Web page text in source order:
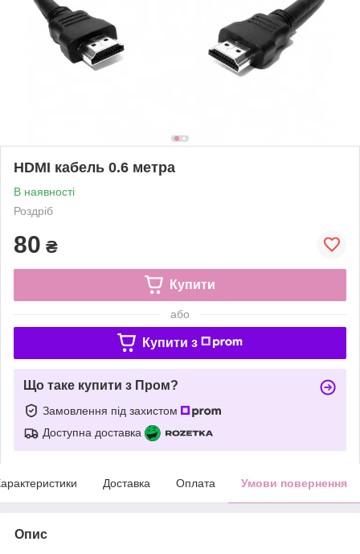
HDMI кабель 0.6 метра
В наявності
Роздріб
80 ₴
Купити
або
Купити з
Що таке купити з Пром?
Замовлення під захистом
Доступна доставка
Доставка Оплата Умови повернення
Опис